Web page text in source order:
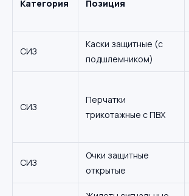
Категория Позиция
СИЗ
Каски защитные (с
подшлемником)
СИЗ
Перчатки
трикотажные с ПВХ
СИЗ
Очки защитные
открытые